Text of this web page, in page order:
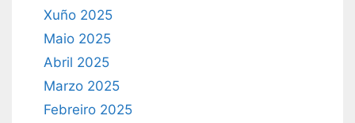
Xuño 2025
Maio 2025
Abril 2025
Marzo 2025
Febreiro 2025